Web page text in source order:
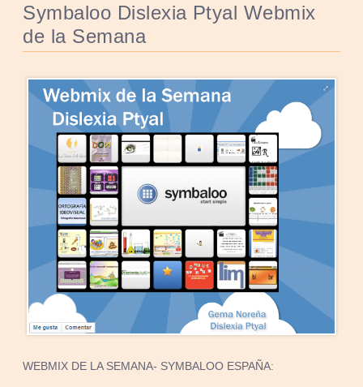
Symbaloo Dislexia Ptyal Webmix
de la Semana
WEBMIX DE LA SEMANA- SYMBALOO ESPAÑA: